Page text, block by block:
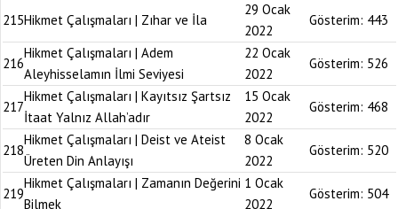
215Hikmet Çalışmaları | Zıhar ve İla
29 Ocak
2022
Gösterim: 443
216
Hikmet Çalışmaları | Adem
Aleyhisselamın İlmi Seviyesi
22 Ocak
2022
Gösterim: 526
217
Hikmet Çalışmaları | Kayıtsız Şartsız
İtaat Yalnız Allah’adır
15 Ocak
2022
Gösterim: 468
218
Hikmet Çalışmaları | Deist ve Ateist
Üreten Din Anlayışı
8 Ocak
2022
Gösterim: 520
219
Hikmet Çalışmaları | Zamanın Değerini
Bilmek
1 Ocak
2022
Gösterim: 504